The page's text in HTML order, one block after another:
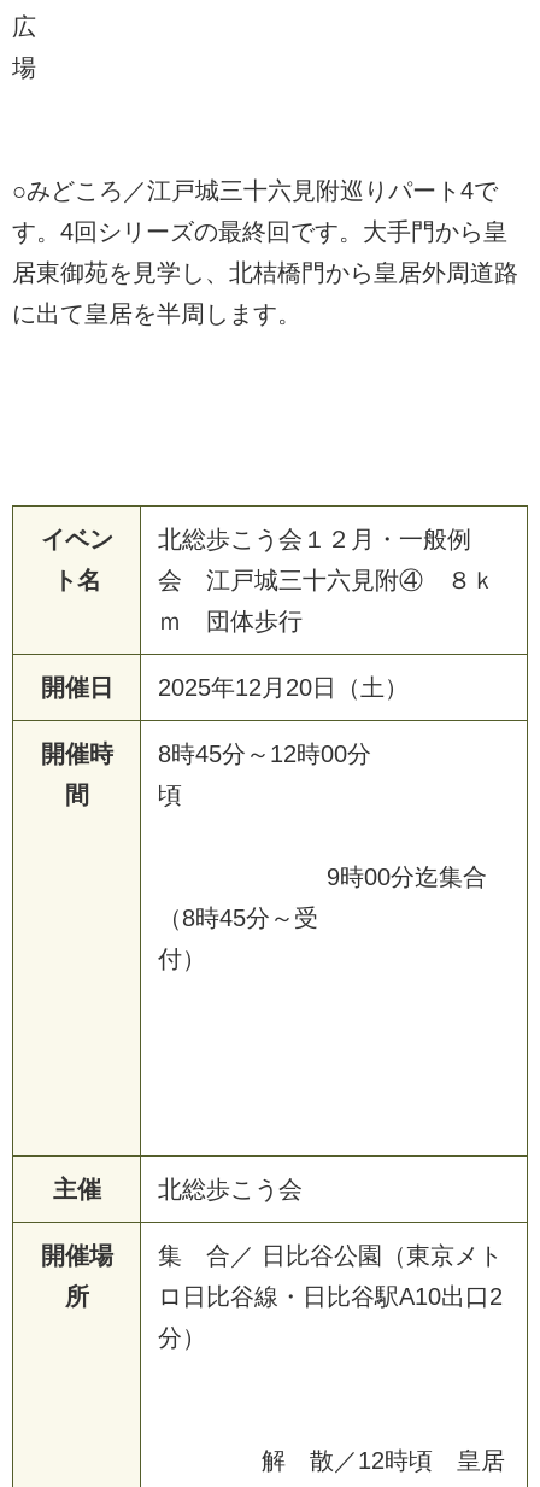
広
場
○みどころ／江戸城三十六見附巡りパート4で
す。4回シリーズの最終回です。大手門から皇
居東御苑を見学し、北桔橋門から皇居外周道路
に出て皇居を半周します。
イベン
ト名
北総歩こう会１２月・一般例
会 江戸城三十六見附④ ８ｋ
ｍ 団体歩行
開催日 2025年12月20日（土）
開催時
間
8時45分～12時00分
頃
9時00分迄集合
（8時45分～受
付）
主催 北総歩こう会
開催場
所
集 合／ 日比谷公園（東京メト
ロ日比谷線・日比谷駅A10出口2
分）
解 散／12時頃 皇居